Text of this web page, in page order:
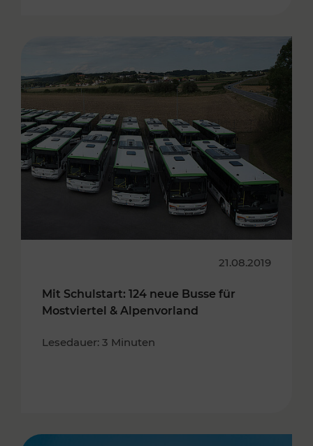
21.08.2019
Mit Schulstart: 124 neue Busse für
Mostviertel & Alpenvorland
Lesedauer: 3 Minuten